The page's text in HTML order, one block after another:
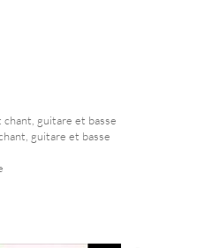
chant, guitare et basse
guitare et basse